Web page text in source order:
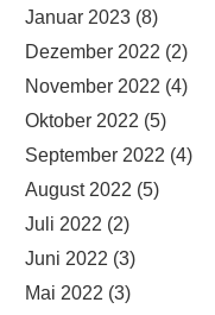
Januar 2023 (8)
Dezember 2022 (2)
November 2022 (4)
Oktober 2022 (5)
September 2022 (4)
August 2022 (5)
Juli 2022 (2)
Juni 2022 (3)
Mai 2022 (3)